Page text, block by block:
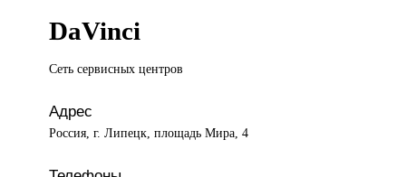
DaVinci
Сеть сервисныхцентров
Адрес
Россия, г. Липецк, площадь Мира, 4